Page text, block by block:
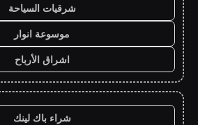
شرقيات السياحة
موسوعة انوار
اشراق الأرباح
شراء باك لينك